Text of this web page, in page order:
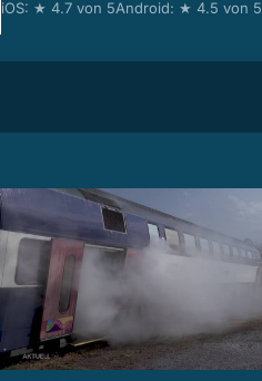
iOS: ★ 4.7 von 5Android: ★ 4.5 von 5